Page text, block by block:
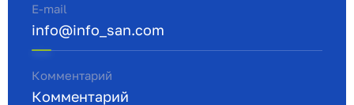
E-mail
Комментарий